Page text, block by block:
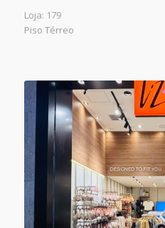
Loja: 179
Piso Térreo